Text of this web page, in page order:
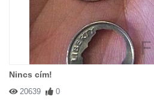
Nincs cím!
20639 0